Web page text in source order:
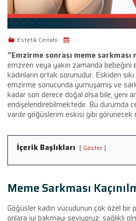
Estetik Cerrahi
”Emzirme sonrası meme sarkması
emziren veya yakın zamanda bebeğini
kadınların ortak sorunudur. Eskiden
emzirme sonucunda yumuşamış ve
kadar son derece doğal olsa bile, yeni
endişelendirebilmektedir. Bu durumda
vardır göğüslerim eskisi gibi görünecek
İçerik Başlıkları Göster
Meme Sarkması
Göğüsler kadın vücudunun çok özel bir
onlara iyi bakmayı seviyoruz; sağlıklı